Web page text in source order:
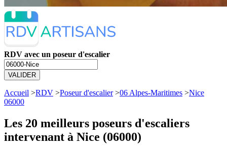
RDV avec un poseur d'escalier
VALIDER
Accueil >RDV >Poseur d'escalier>06 Alpes-Maritimes >Nice
06000
Les 20 meilleurs poseurs d'escaliers
intervenant à Nice (06000)